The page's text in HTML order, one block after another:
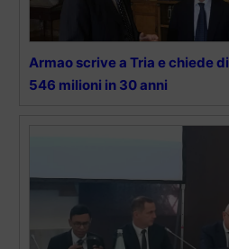
Armao scrive a Tria e chiede
546 milioni in 30 anni